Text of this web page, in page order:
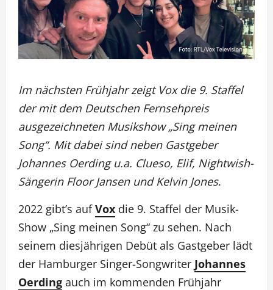
Im nächsten Frühjahr zeigt Vox die 9. Staffel
der mit dem Deutschen Fernsehpreis
ausgezeichneten Musikshow „Sing meinen
Song“. Mit dabei sind neben Gastgeber
Johannes Oerding u.a. Clueso, Elif, Nightwish-
Sängerin Floor Jansen und Kelvin Jones.
2022 gibt’s aufVox die 9. Staffel der Musik-
Show „Sing meinen Song“ zu sehen. Nach
seinem diesjährigen Debüt als Gastgeber lädt
der Hamburger Singer-Songwriter Johannes
Oerding auch im kommenden Frühjahr